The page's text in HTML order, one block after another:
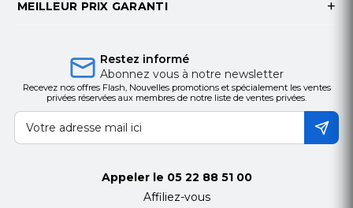
MEILLEUR PRIX GARANTI
Restez informé
Abonnez vous à notre newsletter
Recevez nos offres Flash, Nouvelles promotions et spécialement les ventes
privées réservées aux membres de notre liste de ventes privées.
Appeler le 05 22 88 51 00
Affiliez-vous